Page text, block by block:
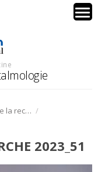
Journée annuelle de la recherche en ophtalmologie de l’Université de Montréal /
2023_51